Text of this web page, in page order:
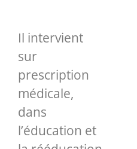
Il intervient
sur
prescription
médicale,
dans
l’éducation et